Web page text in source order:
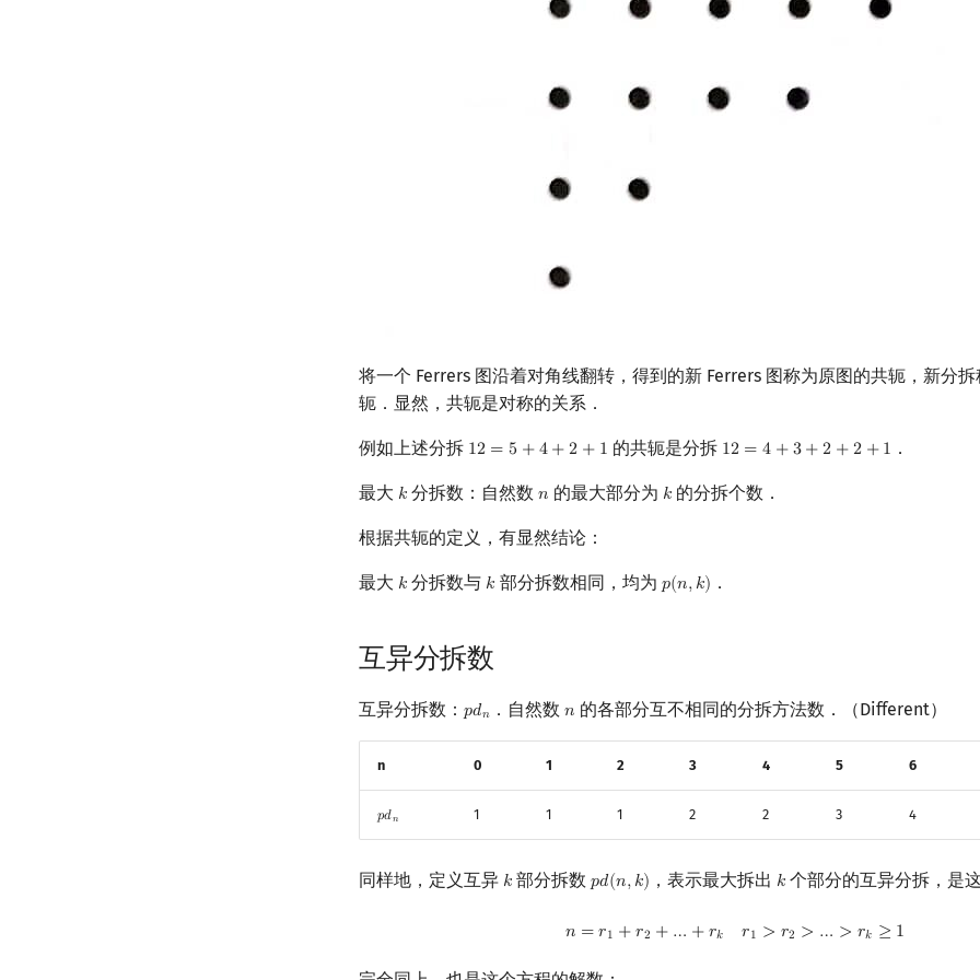
将一个 Ferrers 图沿着对角线翻转，得到的新 Ferrers 图称为原图的共轭，新分
轭．显然，共轭是对称的关系．
例如上述分拆 12 = 5 +4+2 + 1
12=5+4 +2 +1 的共轭是分拆 12 = 4 +3+2 +2 +1
12=4+3 +2 +2 +1 ．
最大 𝑘
k 分拆数：自然数𝑛
n 的最大部分为 𝑘
k 的分拆个数．
根据共轭的定义，有显然结论：
最大 𝑘
k 分拆数与 𝑘
k 部分拆数相同，均为 𝑝(𝑛,𝑘)
p(n,k) ．
互异分拆数
互异分拆数： 𝑝𝑑𝑛
pdn ．自然数𝑛
n 的各部分互不相同的分拆方法数．（Different）
n 0 1 2 3 4 5 6
𝑝𝑑𝑛
pdn 1 1 1 2 2 3 4
同样地，定义互异 𝑘
k 部分拆数𝑝𝑑(𝑛,𝑘)
pd(n, k) ，表示最大拆出 𝑘
k 个部分的互异分拆，是
𝑛 = 𝑟1 +𝑟2 + … +𝑟𝑘 𝑟1 > 𝑟2 > … > 𝑟𝑘 ≥ 1
n= r1+ +…+r 1> r2>… >rk